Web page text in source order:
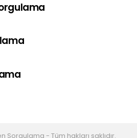
Sorgulama - Tüm hakları saklıdır.